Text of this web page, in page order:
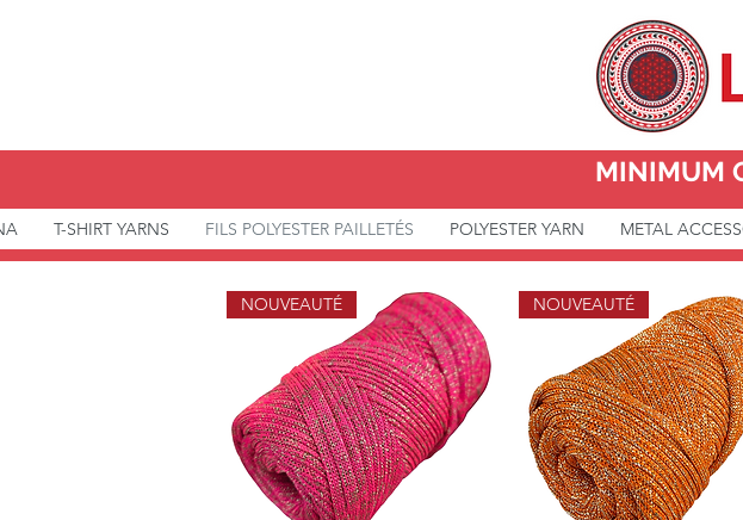
MINIMUM
T-SHIRT YARNS FILS POLYESTER PAILLETÉS POLYESTER YARN METAL
NOUVEAUTÉ NOUVEAUTÉ